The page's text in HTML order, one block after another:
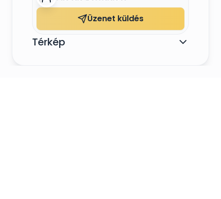
Üzenet küldés
Térkép